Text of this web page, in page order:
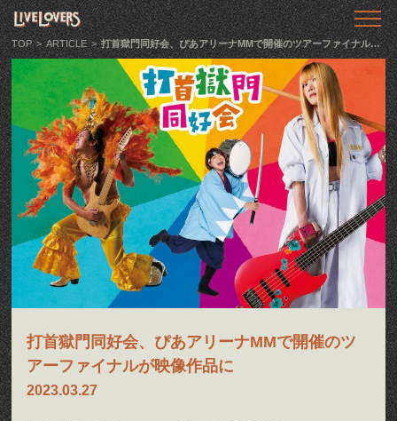
TOP
トップ
ABOUT
LIVE LOVERSとは
SHOWS
ライブ情報
LLTV
動画番組
PODCAST
音声番組
ARTICLE
記事
TOP > ARTICLE > 打首獄門同好会、ぴあアリーナMMで開催のツアーファイナルが映像作品に
打首獄門同好会、ぴあアリーナMMで開催のツ
アーファイナルが映像作品に
2023.03.27